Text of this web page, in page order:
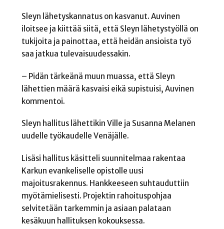
Sleyn lähetyskannatus on kasvanut. Auvinen
iloitsee ja kiittää siitä, että Sleyn lähetystyöllä on
tukijoita ja painottaa, että heidän ansioista työ
saa jatkua tulevaisuudessakin.
– Pidän tärkeänä muun muassa, että Sleyn
lähettien määrä kasvaisi eikä supistuisi, Auvinen
kommentoi.
Sleyn hallitus lähettikin Ville ja Susanna Melanen
uudelle työkaudelle Venäjälle.
Lisäsi hallitus käsitteli suunnitelmaa rakentaa
Karkun evankeliselle opistolle uusi
majoitusrakennus. Hankkeeseen suhtauduttiin
myötämielisesti. Projektin rahoituspohjaa
selvitetään tarkemmin ja asiaan palataan
kesäkuun hallituksen kokouksessa.